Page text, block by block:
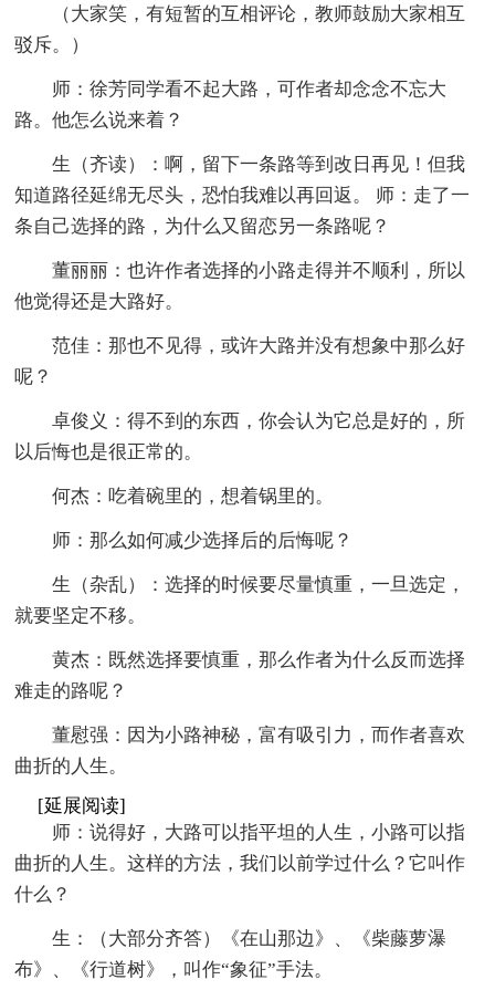
（大家笑，有短暂的互相评论，教师鼓励大家相互
驳斥。）
师：徐芳同学看不起大路，可作者却念念不忘大
路。他怎么说来着？
生（齐读）：啊，留下一条路等到改日再见！但我
知道路径延绵无尽头，恐怕我难以再回返。 师：走了一
条自己选择的路，为什么又留恋另一条路呢？
董丽丽：也许作者选择的小路走得并不顺利，所以
他觉得还是大路好。
范佳：那也不见得，或许大路并没有想象中那么好
呢？
卓俊义：得不到的东西，你会认为它总是好的，所
以后悔也是很正常的。
何杰：吃着碗里的，想着锅里的。
师：那么如何减少选择后的后悔呢？
生（杂乱）：选择的时候要尽量慎重，一旦选定，
就要坚定不移。
黄杰：既然选择要慎重，那么作者为什么反而选择
难走的路呢？
董慰强：因为小路神秘，富有吸引力，而作者喜欢
曲折的人生。
[延展阅读]
师：说得好，大路可以指平坦的人生，小路可以指
曲折的人生。这样的方法，我们以前学过什么？它叫作
什么？
生：（大部分齐答）《在山那边》、《柴藤萝瀑
布》、《行道树》，叫作“象征”手法。